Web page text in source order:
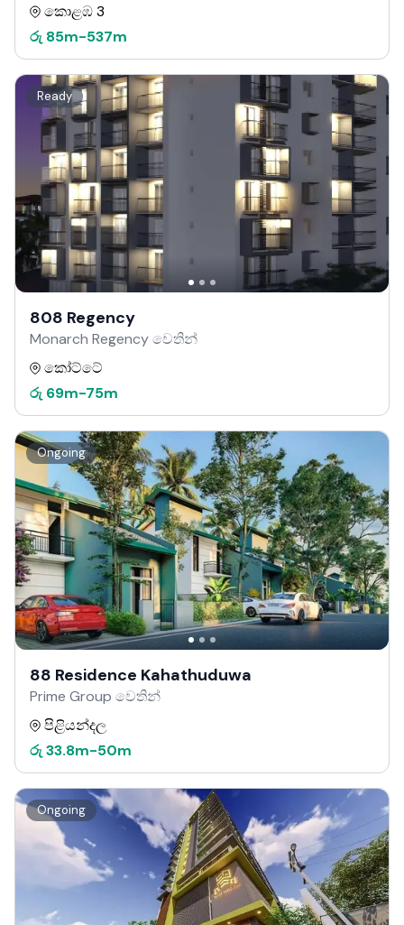
කොළඹ 3
රු 85m-537m
Ready
808 Regency
Monarch Regency වෙතින්
කෝට්ටේ
රු 69m-75m
Ongoing
88 Residence Kahathuduwa
Prime Group වෙතින්
පිළියන්දල
රු 33.8m-50m
Ongoing